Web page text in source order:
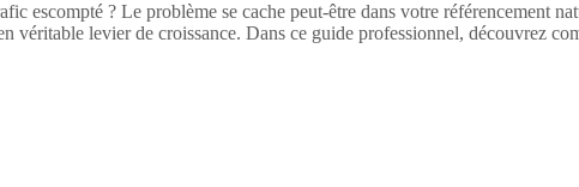
escompté ? Le problème se cache peut-être dans votre référencement
levier de croissance. Dans ce guide professionnel, découvrez